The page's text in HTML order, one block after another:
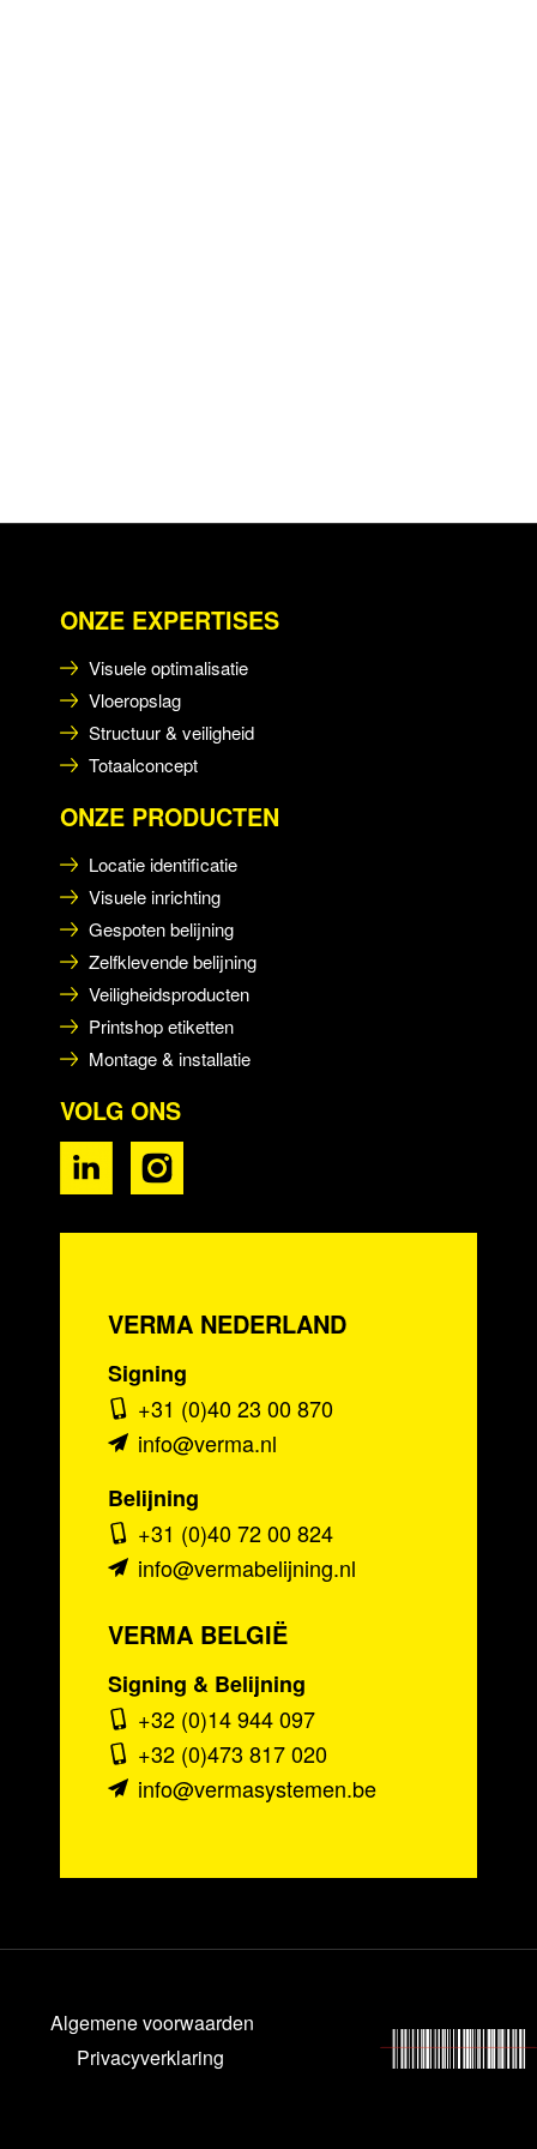
ONZE EXPERTISES
Visuele optimalisatie
Vloeropslag
Structuur & veiligheid
Totaalconcept
ONZE PRODUCTEN
Locatie identificatie
Visuele inrichting
Gespoten belijning
Zelfklevende belijning
Veiligheidsproducten
Printshop etiketten
Montage & installatie
VOLG ONS
VERMA NEDERLAND
Signing
+31 (0)40 23 00 870
info@verma.nl
Belijning
+31 (0)40 72 00 824
info@vermabelijning.nl
VERMA BELGIË
Signing & Belijning
+32 (0)14 944 097
+32 (0)473 817 020
info@vermasystemen.be
Algemene voorwaarden
Privacyverklaring